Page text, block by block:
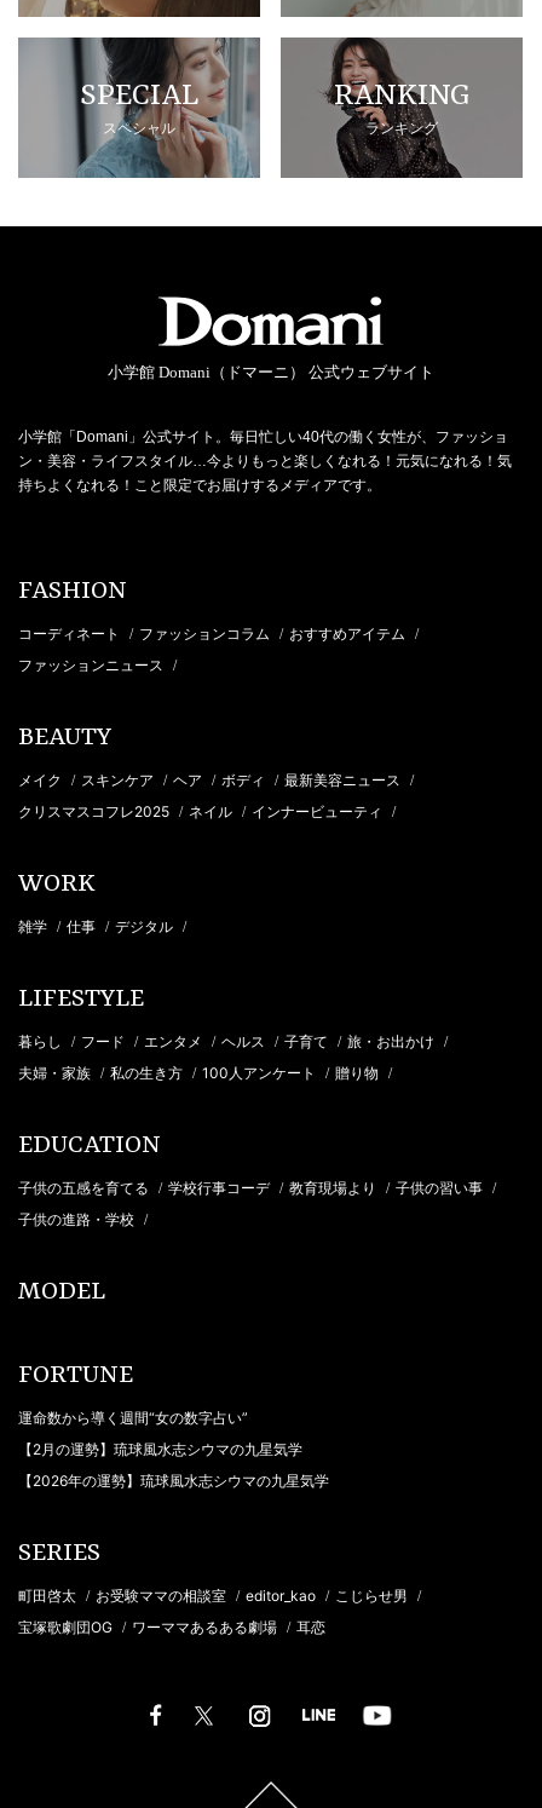
SPECIAL
スペシャル
RANKING
ランキング
小学館 Domani（ドマーニ） 公式ウェブサイト
小学館「Domani」公式サイト。毎日忙しい40代の働く女性が、ファッショ
ン・美容・ライフスタイル…今よりもっと楽しくなれる！元気になれる！気
持ちよくなれる！こと限定でお届けするメディアです。
FASHION
コーディネート / ファッションコラム / おすすめアイテム /
ファッションニュース /
BEAUTY
メイク / スキンケア / ヘア / ボディ / 最新美容ニュース /
クリスマスコフレ2025 / ネイル / インナービューティ /
WORK
雑学 / 仕事 / デジタル /
LIFESTYLE
暮らし / フード / エンタメ / ヘルス / 子育て / 旅・お出かけ /
夫婦・家族 / 私の生き方 / 100人アンケート / 贈り物 /
EDUCATION
子供の五感を育てる / 学校行事コーデ / 教育現場より / 子供の習い事 /
子供の進路・学校 /
MODEL
FORTUNE
運命数から導く週間“女の数字占い”
【2月の運勢】琉球風水志シウマの九星気学
【2026年の運勢】琉球風水志シウマの九星気学
SERIES
町田啓太 / お受験ママの相談室 / editor_kao / こじらせ男 /
宝塚歌劇団OG / ワーママあるある劇場 / 耳恋